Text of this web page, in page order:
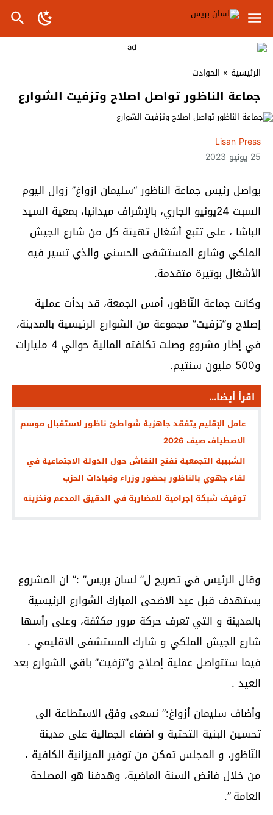
الرئيسية » الحوادث
جماعة الناظور تواصل اصلاح وتزفيت الشوارع
Lisan Press
25 يونيو 2023
يواصل رئيس جماعة الناظور “سليمان ازواغ” زوال اليوم
السبت 24يونيو الجاري، بالإشراف ميدانيا، بمعية السيد
الباشا ، على تتبع أشغال تهيئة كل من شارع الجيش
الملكي وشارع المستشفى الحسني والذي تسير فيه
الأشغال بوتيرة متقدمة.
وكانت جماعة النّاظور، أمس الجمعة، قد بدأت عملية
إصلاح و”تزفيت” مجموعة من الشوارع الرئيسية بالمدينة،
في إطار مشروع وصلت تكلفته المالية حوالي 4 مليارات
و500 مليون سنتيم.
اقرأ أيضا...
عامل الإقليم يتفقد جاهزية شواطئ ناظور لاستقبال موسم
الاصطياف صيف 2026
الشبيبة التجمعية تفتح النقاش حول الدولة الاجتماعية في
لقاء جهوي بالناظور بحضور وزراء وقيادات الحزب
توقيف شبكة إجرامية للمضاربة في الدقيق المدعم وتخزينه
وقال الرئيس في تصريح ل” لسان بريس” :” ان المشروع
يستهدف قبل عيد الاضحى المبارك الشوارع الرئيسية
بالمدينة و التي تعرف حركة مرور مكثفة، وعلى رأسها
شارع الجيش الملكي و شارك المستشفى الاقليمي .
فيما ستتواصل عملية إصلاح و”تزفيت” باقي الشوارع بعد
العيد .
وأضاف سليمان أزواغ:” نسعى وفق الاستطاعة الى
تحسين البنية التحتية و اضفاء الجمالية على مدينة
النّاظور، و المجلس تمكن من توفير الميزانية الكافية ،
من خلال فائض السنة الماضية، وهدفنا هو المصلحة
العامة ”.